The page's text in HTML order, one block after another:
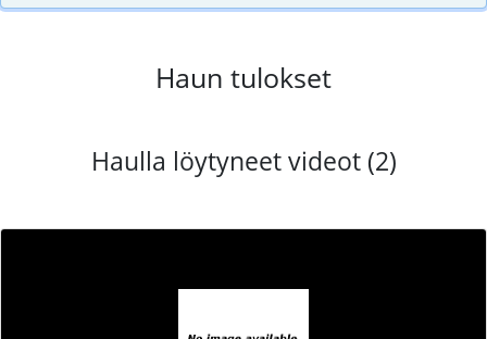
Haun tulokset
Haulla löytyneet videot (2)